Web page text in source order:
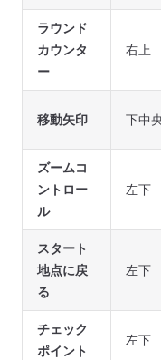
ラウンド
カウンタ
ー
右上
移動矢印 下中
ズームコ
ントロー
ル
左下
スタート
地点に戻
る
左下
チェック
ポイント
左下